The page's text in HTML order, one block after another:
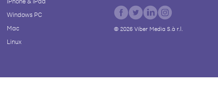
Windows PC
Mac
Linux
© 2026Viber Media S.à r.l.